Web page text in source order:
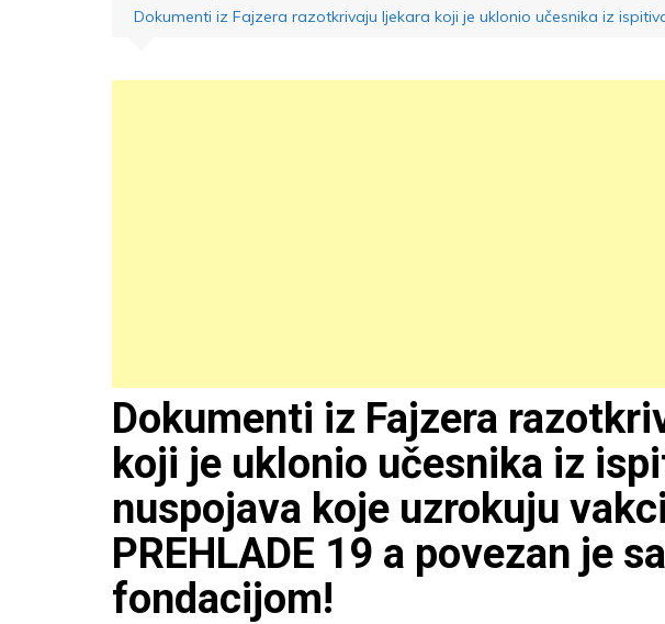
Dokumenti iz Fajzera razotkrivaju ljekara koji je uklonio učesnika iz
Dokumenti iz Fajzera
koji je uklonio učesnika iz
nuspojava koje uzrokuju
PREHLADE 19 a povezan je
fondacijom!